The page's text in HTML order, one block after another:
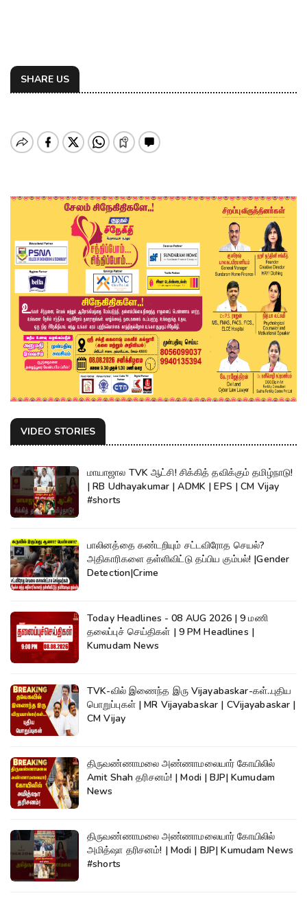
SHARE US
VIDEO STORIES
மாயாஜால TVK ஆட்சி! சிக்கித் தவிக்கும் தமிழ்நாடு!
| RB Udhayakumar | ADMK | EPS | CM Vijay
#shorts
பாலினத்தை கண்டறியும் சட்டவிரோத செயல்?
அதிகாரிகளை தள்ளிவிட்டு தப்பிய கும்பல்! |Gender
Detection|Crime
Today Headlines - 08 AUG 2026 | 9 மணி
தலைப்புச் செய்திகள் | 9 PM Headlines |
Kumudam News
TVK-வில் இணைந்த இரு Vijayabaskar-கள்..புதிய
பொறுப்புகள் | MR Vijayabaskar | CVijayabaskar |
CM Vijay
திருவண்ணாமலை அண்ணாமலையார் கோயிலில்
Amit Shah தரிசனம்! | Modi | BJP| Kumudam
News
திருவண்ணாமலை அண்ணாமலையார் கோயிலில்
அமித்ஷா தரிசனம்! | Modi | BJP| Kumudam News
#shorts